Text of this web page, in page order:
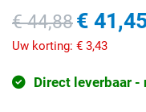
€ 44,88€
Uw korting: € 3,43
Direct leverbaar -